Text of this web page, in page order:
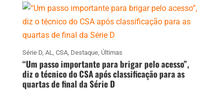
Série D, AL, CSA, Destaque, Últimas
“Um passo importante para brigar pelo acesso”,
diz o técnico do CSA após classificação para as
quartas de final da Série D